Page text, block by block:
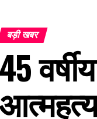
बड़ी खबर
45